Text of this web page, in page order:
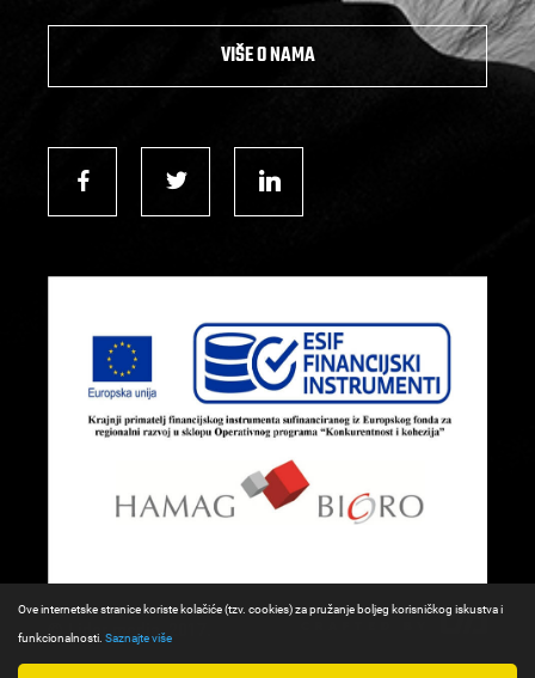
Ove internetske stranice koriste kolačiće (tzv. cookies) za pružanje boljeg korisničkog iskustva i
funkcionalnosti. Saznajte više
VIŠE O NAMA
© Lider media, 2017.